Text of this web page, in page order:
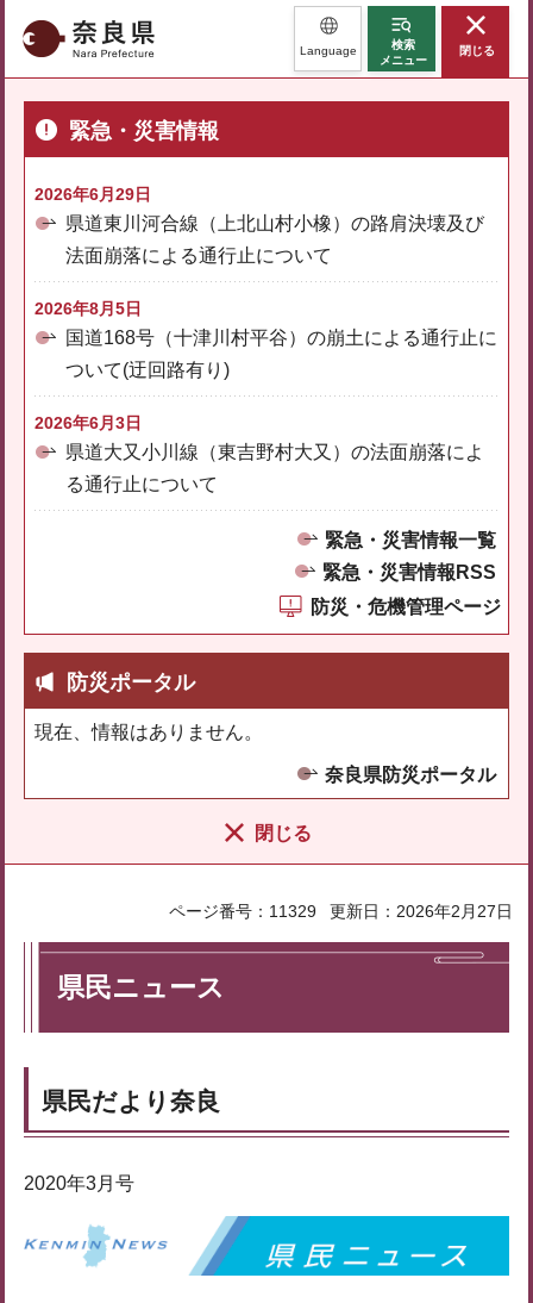
奈良県 Language
検索
メニュー
閉じる
緊急・災害情報
2026年6月29日
県道東川河合線（上北山村小橡）の路肩決壊及び
法面崩落による通行止について
2026年8月5日
国道168号（十津川村平谷）の崩土による通行止に
ついて(迂回路有り)
2026年6月3日
県道大又小川線（東吉野村大又）の法面崩落によ
る通行止について
緊急・災害情報一覧
緊急・災害情報RSS
防災・危機管理ページ
防災ポータル
現在、情報はありません。
奈良県防災ポータル
閉じる
ページ番号：11329 更新日：2026年2月27日
県民ニュース
県民だより奈良
2020年3月号